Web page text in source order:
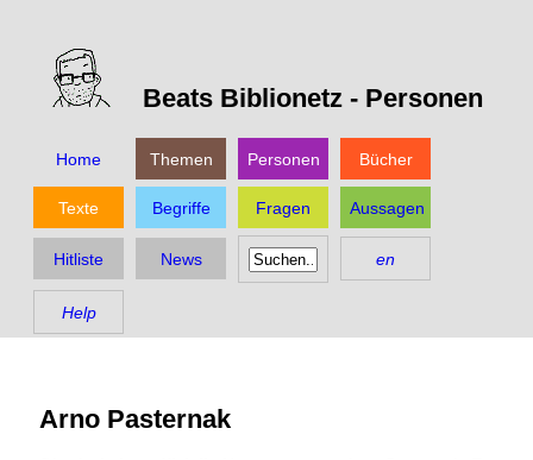
Beats Biblionetz - Personen
Home Themen Personen Bücher
Texte Begriffe Fragen Aussagen
Hitliste News en
Help
Arno Pasternak